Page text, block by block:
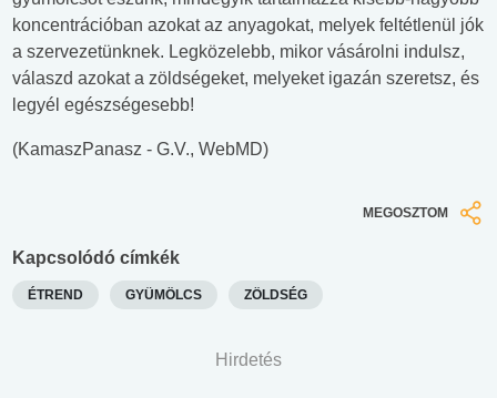
koncentrációban azokat az anyagokat, melyek feltétlenül jók
a szervezetünknek. Legközelebb, mikor vásárolni indulsz,
válaszd azokat a zöldségeket, melyeket igazán szeretsz, és
legyél egészségesebb!
(KamaszPanasz - G.V., WebMD)
MEGOSZTOM
Kapcsolódó címkék
ÉTREND GYÜMÖLCS ZÖLDSÉG
Hirdetés